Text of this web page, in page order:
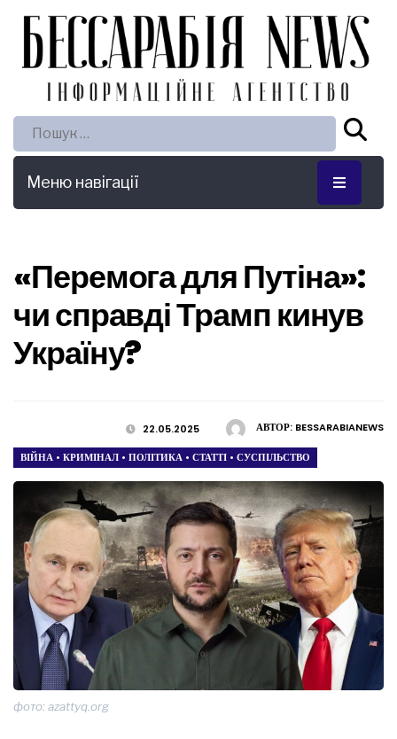
Пошук:
Меню навігації
«Перемога для Путіна»:
чи справді Трамп кинув
Україну?
АВТОР: BESSARABIANEWS
22.05.2025
ВІЙНА • КРИМІНАЛ • ПОЛІТИКА • СТАТТІ • СУСПІЛЬСТВО
фото: azattyq.org